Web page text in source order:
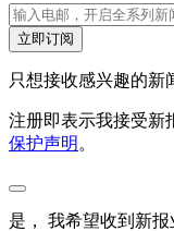
立即订阅
只想接收感兴趣的新
注册即表示我接受新
保护声明 。
是， 我希望收到新报